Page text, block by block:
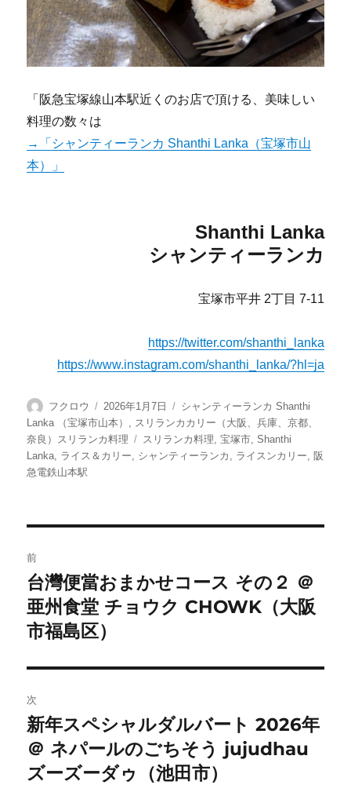
「阪急宝塚線山本駅近くのお店で頂ける、美味しい
料理の数々は
→「シャンティーランカ Shanthi Lanka（宝塚市山
本）」
Shanthi Lanka
シャンティーランカ
宝塚市平井 2丁目 7-11
https://twitter.com/shanthi_lanka
https://www.instagram.com/shanthi_lanka/?hl=ja
投
稿
者
フクロウ
投
稿
日:
2026年1月7日
カ
テ
ゴ
リ
シャンティーランカ Shanthi
Lanka （宝塚市山本）
スリランカカリー（大阪、兵庫、京都、
奈良）スリランカ料理
タ
グ
スリランカ料理 ,宝塚市 ,Shanthi
Lanka ライス＆カリー シャンティーランカ ライスンカリー
阪
急電鉄山本駅
稿
ナ
ビ
ゲ
ー
シ
ョ
前
前
の
投
台灣便當おまかせコース その２ ＠
亜州食堂 チョウク CHOWK（大阪
市福島区）
次
次
の
投
新年スペシャルダルバート 2026年
＠ ネパールのごちそう jujudhau
ズーズーダゥ（池田市）